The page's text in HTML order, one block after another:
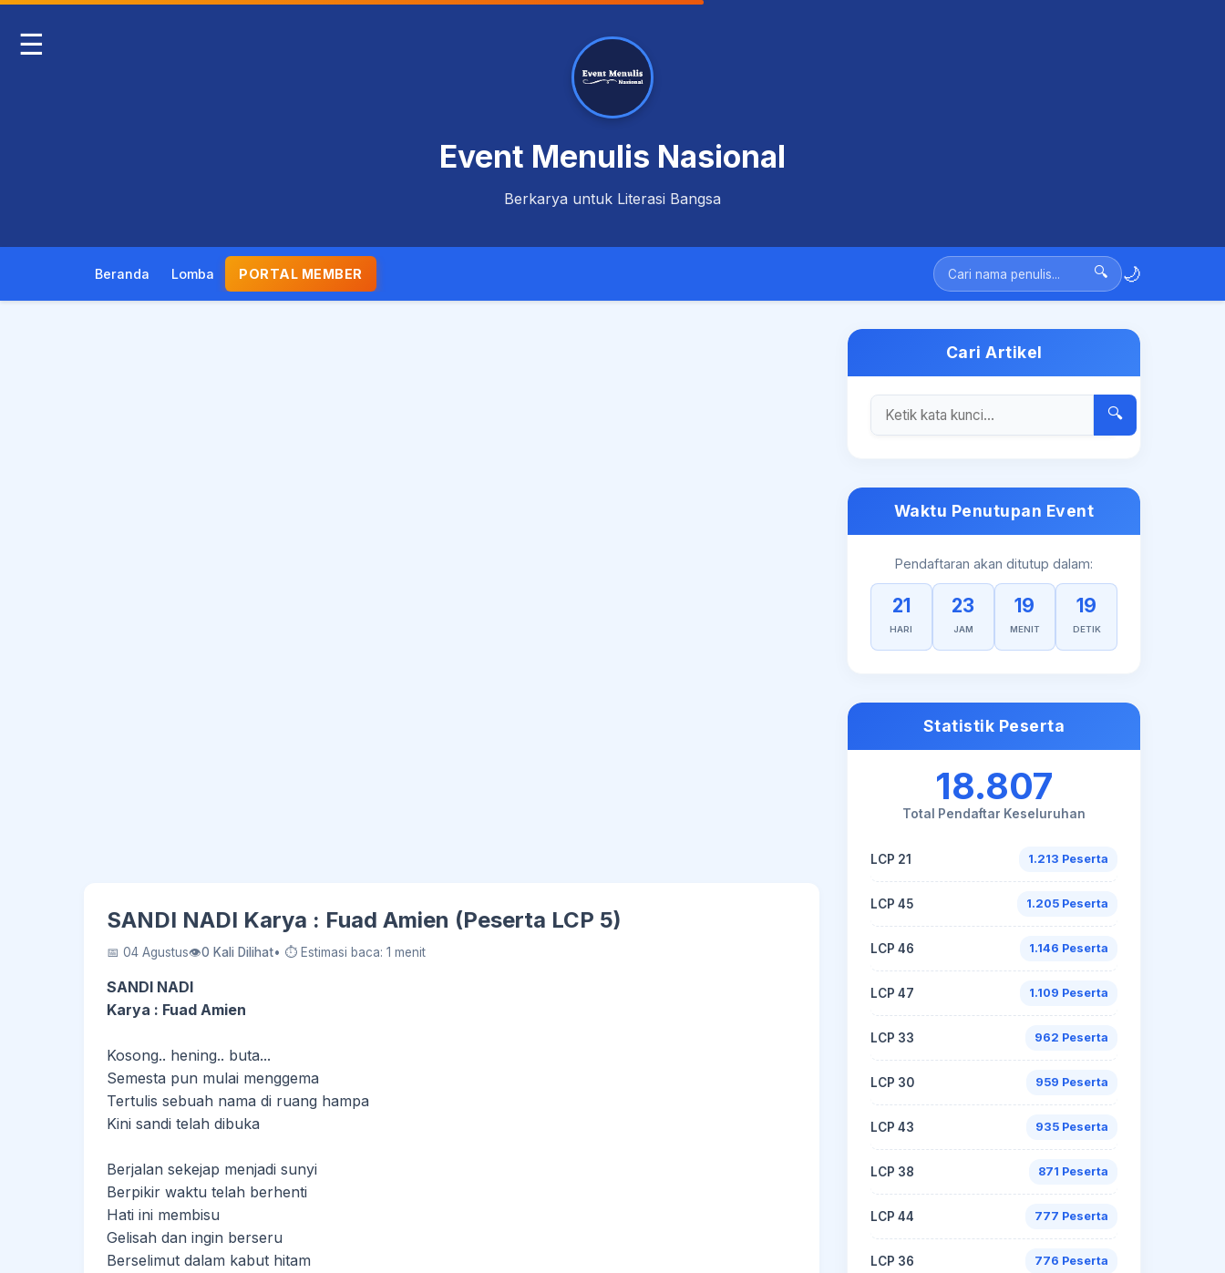
☰
Event Menulis Nasional
Berkarya untuk Literasi Bangsa
Beranda Lomba PORTAL MEMBER 🔍 🌙
SANDI NADI Karya : Fuad Amien (Peserta LCP 5)
📅 04 Agustus👁0 Kali Dilihat• ⏱ Estimasi baca: 1 menit
SANDI NADI
Karya : Fuad Amien
Kosong.. hening.. buta...
Semesta pun mulai menggema
Tertulis sebuah nama di ruang hampa
Kini sandi telah dibuka
Berjalan sekejap menjadi sunyi
Berpikir waktu telah berhenti
Hati ini membisu
Gelisah dan ingin berseru
Berselimut dalam kabut hitam
Cari Artikel
🔍
Waktu Penutupan Event
Pendaftaran akan ditutup dalam:
21
HARI
23
JAM
19
MENIT
19
DETIK
Statistik Peserta
18.807
Total Pendaftar Keseluruhan
LCP 21 1.213 Peserta
LCP 45 1.205 Peserta
LCP 46 1.146 Peserta
LCP 47 1.109 Peserta
LCP 33 962 Peserta
LCP 30 959 Peserta
LCP 43 935 Peserta
LCP 38 871 Peserta
LCP 44 777 Peserta
LCP 36 776 Peserta